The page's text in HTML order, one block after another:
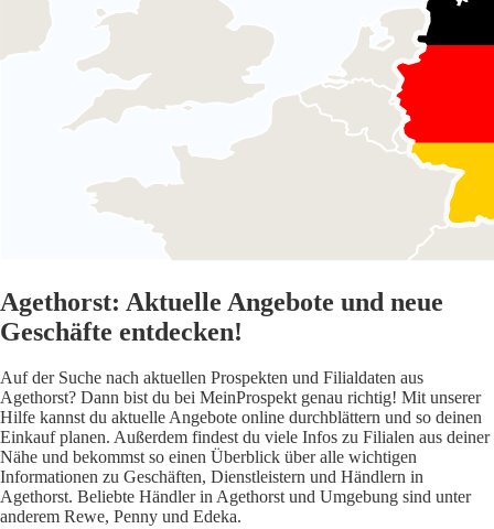
Agethorst: Aktuelle Angebote und neue
Geschäfte entdecken!
Auf der Suche nach aktuellen Prospekten und Filialdaten aus
Agethorst? Dann bist du bei MeinProspekt genau richtig! Mit unserer
Hilfe kannst du aktuelle Angebote online durchblättern und so deinen
Einkauf planen. Außerdem findest du viele Infos zu Filialen aus deiner
Nähe und bekommst so einen Überblick über alle wichtigen
Informationen zu Geschäften, Dienstleistern und Händlern in
Agethorst. Beliebte Händler in Agethorst und Umgebung sind unter
anderem Rewe, Penny und Edeka.